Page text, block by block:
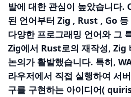
발에 대한 관심이 높았습니다.
된 언어부터 Zig , Rust , Go 등
다양한 프로그래밍 언어와 그
Zig에서 Rust로의 재작성, Zig
논의가 활발했습니다. 특히,
라우저에서 직접 실행하여 서
구를 구현하는 아이디어(